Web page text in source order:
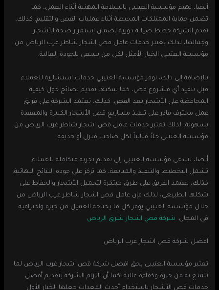
أيضا، تهتم مؤسسة العتيبي بالسلامة المهنية أثناء العمل، كما
تضمن حماية الممتلكات المحيطة أثناء عمليات القص والتقليم. كذلك،
تقدم الشركة خطط صيانة دورية لضمان استمرار صحة الأشجار
وجمالها، لذلك تعتبر خدمات عامل قص اشجار شاطر غرب الرياض من
مؤسسة العتيبي الخيار الأمثل لكل من يسعى للجودة العالية.
بالإضافة إلى ذلك، توفر مؤسسة العتيبي خدمات استشارية للعملاء
قبل تنفيذ أي مشروع قص، كما يمكنها تقديم نصائح حول كيفية
المحافظة على الأشجار بعد القص. كذلك، تعتمد الشركة على فريق
عمل محترف قادر على تنفيذ مشاريع قص الأشجار الكبيرة والمعقدة
بسهولة، لذلك تعتبر خدمات عامل قص اشجار شاطر غرب الرياض من
مؤسسة العتيبي حلاً مثالياً لكل صاحب منزل أو حديقة.
أيضا، تسعى مؤسسة العتيبي إلى تقديم تجربة متكاملة للعملاء
تشمل التخطيط والتنفيذ والمتابعة، كما تركز على جودة النتائج النهائية.
كذلك، يعتمد الفريق على طرق مبتكرة لتجميل الأشجار والحفاظ على
شكلها الطبيعي، لذلك فإن عامل قص اشجار شاطر غرب الرياض من
خلال مؤسسة العتيبي يوفر كل ما يحتاجه العميل من خبرة واحترافية
في المجال. شركة قص اشجار شرق الرياض
افضل شركة قص اشجار غرب الرياض
تعتبر مؤسسة العتيبي بحق افضل شركة قص اشجار غرب الرياض لما
تتمتع به من خبرة وكفاءة عالية. كما أن التزام الشركة بتقديم أفضل
خدمات قص الأشجار باستخدام أحدث المعدات جعلها الخيار الأول